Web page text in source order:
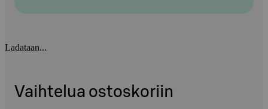
Ladataan...
Vaihtelua ostoskoriin